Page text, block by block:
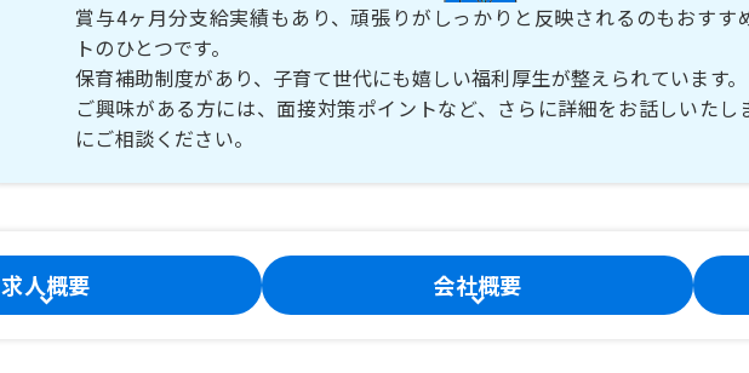
賞与4ヶ月分支給実績もあり、頑張りがしっかりと反映されるのもおすす
トのひとつです。
保育補助制度があり、子育て世代にも嬉しい福利厚生が整えられています。
ご興味がある方には、面接対策ポイントなど、さらに詳細をお話しいたし
にご相談ください。
求人概要 会社概要